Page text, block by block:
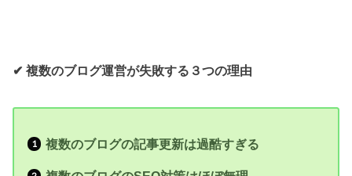
✔︎ 複数のブログ運営が失敗する３つの理由
複数のブログの記事更新は過酷すぎる